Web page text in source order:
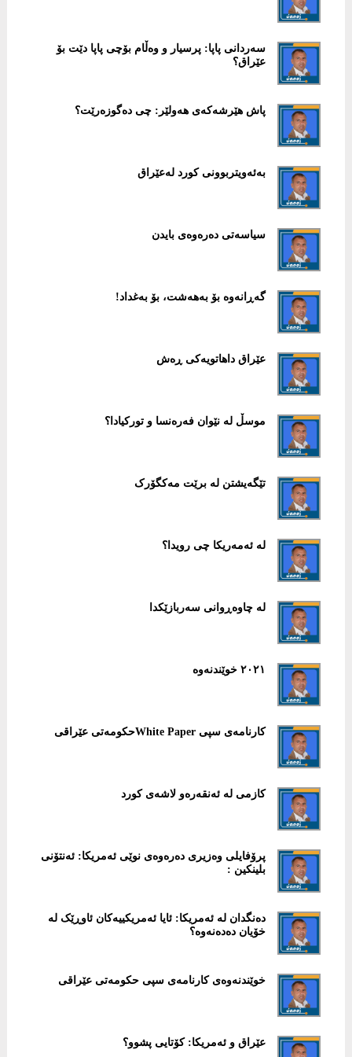
سەردانی پاپا: پرسیار و وەڵام بۆچی پاپا دێت بۆ
عێراق؟
پاش هێرشەکەی هەولێر: چی دەگوزەرێت؟
بەئەویتربوونی کورد لەعێراق
سیاسەتی دەرەوەی بایدن
گەڕانەوە بۆ بەهەشت، بۆ بەغداد!
عێراق داهاتویەکی ڕەش
موسڵ لە نێوان فەرەنسا و تورکیادا؟
تێگەیشتن لە برێت مەکگۆرک
لە ئەمەریکا چی رویدا؟
لە چاوەڕوانی سەربازێکدا
٢٠٢١ خوێندنەوە
کارنامەی سپی White Paperحکومەتی عێراقی
كازمی لە ئەنقەرەو لاشەی كورد
پرۆفایلی وەزیری دەرەوەی نوێی ئەمریکا: ئەنتۆنی
بلینکین :
دەنگدان لە ئەمریکا: ئایا ئەمریکییەکان ئاوڕێک لە
خۆیان دەدەنەوە؟
خوێندنەوەی کارنامەی سپی حکومەتی عێراقی
عێراق و ئەمریکا: کۆتایی پشوو؟